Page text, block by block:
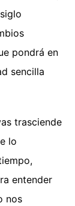
pondrá en
sencilla
trasciende
lo
entender
nos